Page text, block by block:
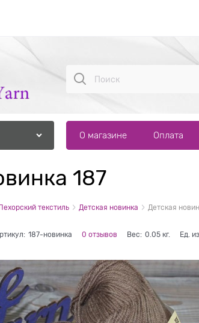
О магазине Оплата
187
Пехорский текстиль Детская новинка Детская
187-новинка 0 отзывов Вес: 0.05кг. Ед.